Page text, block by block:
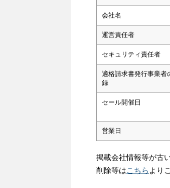
会社名
運営責任者
セキュリティ責任者
適格請求書発行事業者
録
セール開催日
営業日
掲載会社情報等が古
削除等はこちら より